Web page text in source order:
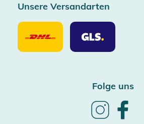
Unsere Versandarten
Unsere
Versandarten
DHL
Unsere
Versandarten
GLS
Folge uns
Follow